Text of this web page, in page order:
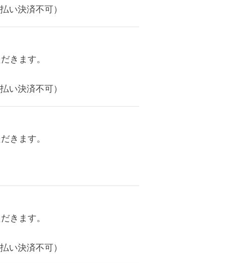
い決済不可）
きます。
い決済不可）
きます。
きます。
い決済不可）